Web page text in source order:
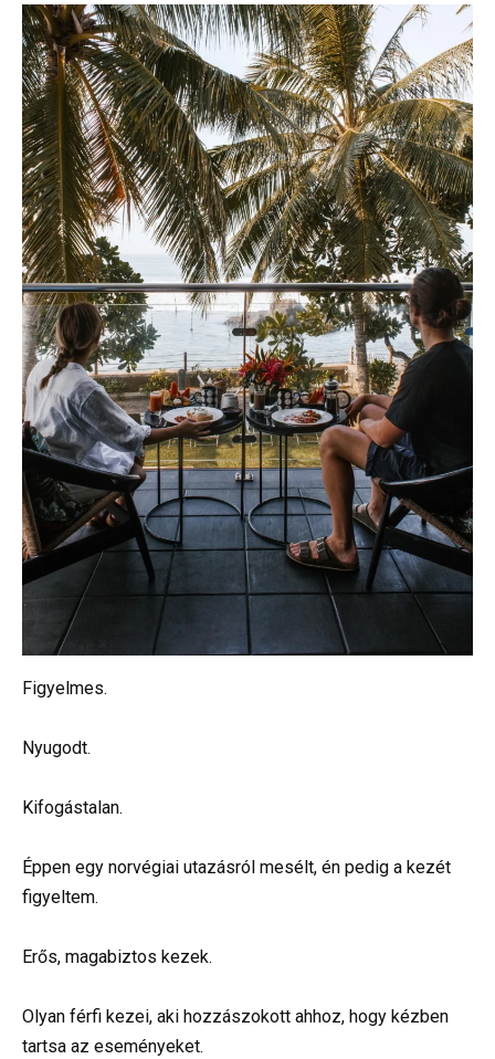
Figyelmes.
Nyugodt.
Kifogástalan.
Éppen egy norvégiai utazásról mesélt, én pedig a kezét
figyeltem.
Erős, magabiztos kezek.
Olyan férfi kezei, aki hozzászokott ahhoz, hogy kézben
tartsa az eseményeket.